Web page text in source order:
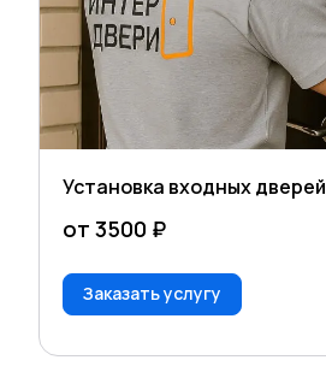
Установка входных дверей
от 3500 ₽
Заказать услугу